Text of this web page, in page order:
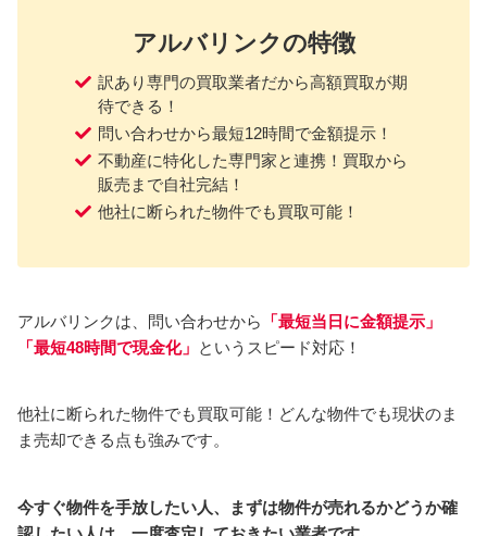
アルバリンクの特徴
訳あり専門の買取業者だから高額買取が期
待できる！
問い合わせから最短12時間で金額提示！
不動産に特化した専門家と連携！買取から
販売まで自社完結！
他社に断られた物件でも買取可能！
アルバリンクは、問い合わせから
「最短当日に金額提示」
「最短48時間で現金化」 というスピード対応！
他社に断られた物件でも買取可能！どんな物件でも現状のま
ま売却できる点も強みです。
今すぐ物件を手放したい人、まずは物件が売れるかどうか確